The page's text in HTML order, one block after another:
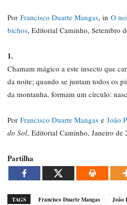
Por Francisco Duarte Mangas, in O
bichos, Editorial Caminho, Setembro
1.
Chamam mágico a este insecto que
da noite; quando se juntam todos os
da montanha, formam um círculo:
Por Francisco Duarte Mangas e João
do Sol, Editorial Caminho, Janeiro de
Partilha
TAGS Francisco Duarte Mangas João